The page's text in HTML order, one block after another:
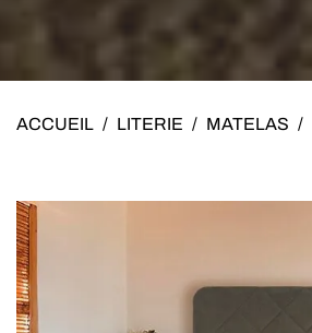
ACCUEIL / LITERIE / MATELAS /